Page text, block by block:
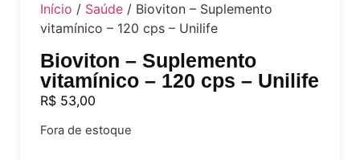
Início / Saúde / Bioviton – Suplemento
vitamínico – 120 cps – Unilife
Bioviton – Suplemento
vitamínico – 120 cps – Unilife
R$ 53,00
Fora de estoque